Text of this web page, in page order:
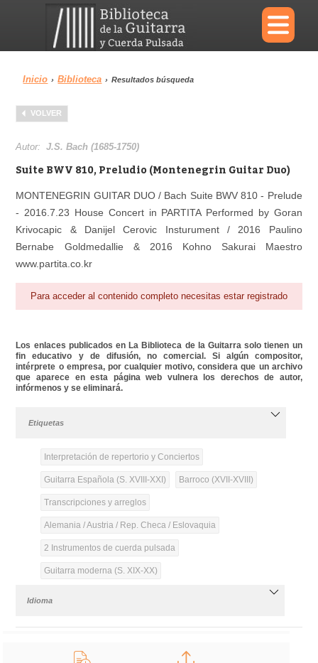
×
Menu
Biblioteca
Área personal Reproductor
Inicio › Biblioteca › Resultados búsqueda
VOLVER
Autor:J.S. Bach (1685-1750)
Suite BWV 810, Preludio (Montenegrin Guitar Duo)
MONTENEGRIN GUITAR DUO / Bach Suite BWV 810 - Prelude
- 2016.7.23 House Concert in PARTITA Performed by Goran
Krivocapic & Danijel Cerovic Insturument / 2016 Paulino
Bernabe Goldmedallie & 2016 Kohno Sakurai Maestro
www.partita.co.kr
Para acceder al contenido completo necesitas estar registrado
Los enlaces publicados en La Biblioteca de la Guitarra solo tienen un
fin educativo y de difusión, no comercial. Si algún compositor,
intérprete o empresa, por cualquier motivo, considera que un archivo
que aparece en esta página web vulnera los derechos de autor,
infórmenos y se eliminará.
Etiquetas
Interpretación de repertorio y Conciertos
Guitarra Española (S. XVIII-XXI) Barroco (XVII-XVIII)
Transcripciones y arreglos
Alemania / Austria / Rep. Checa / Eslovaquia
2 Instrumentos de cuerda pulsada
Guitarra moderna (S. XIX-XX)
Idioma